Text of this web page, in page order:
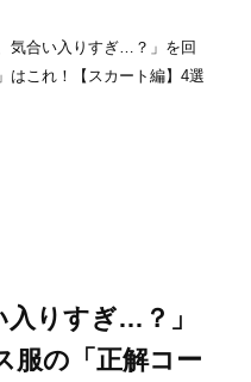
気合い入りすぎ…？」を回
はこれ！【スカート編】4選
入りすぎ…？」
服の「正解コー